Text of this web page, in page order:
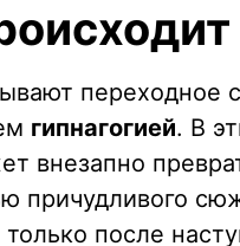
переходное
гипнагогией. В
внезапно
причудливого
после